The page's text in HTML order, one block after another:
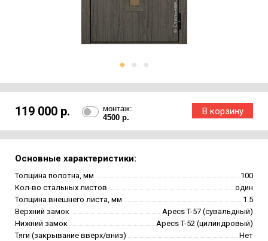
119 000 р.
монтаж:
4500 р.
Основные характеристики:
Толщина полотна, мм
100
Кол-во стальных листов
один
Толщина внешнего листа, мм
1.5
Верхний замок
Apecs T-57 (сувальдный)
Нижний замок
Apecs T-52 (цилиндровый)
Тяги (закрывание вверх/вниз)
Нет